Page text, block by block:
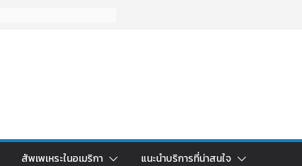
สัพเพเหระในอเมริกา แนะนำบริการที่น่าสนใจ